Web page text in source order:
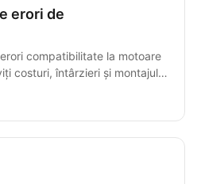
erori de
compatibilitate la motoare
costuri, întârzieri și montajul